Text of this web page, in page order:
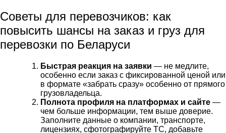
Советы для перевозчиков: как
повысить шансы на заказ и груз для
перевозки по Беларуси
Быстрая реакция на заявки — не медлите,
особенно если заказ с фиксированной ценой или
в формате «забрать сразу» особенно от прямого
грузовладельца.
Полнота профиля на платформах и сайте —
чем больше информации, тем выше доверие.
Заполните данные о компании, транспорте,
лицензиях, сфотографируйте ТС, добавьте